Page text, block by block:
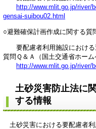
http://www.mlit.go.jp/river/
gensai-suibou02.html
○避難確保計画作成に関する質
要配慮者利用施設における
質問Ｑ＆Ａ（国土交通省ホーム
http://www.mlit.go.jp/river/
土砂災害防止法に
する情報
土砂災害における要配慮者